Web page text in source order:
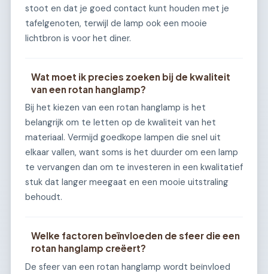
stoot en dat je goed contact kunt houden met je
tafelgenoten, terwijl de lamp ook een mooie
lichtbron is voor het diner.
Wat moet ik precies zoeken bij de kwaliteit
van een rotan hanglamp?
Bij het kiezen van een rotan hanglamp is het
belangrijk om te letten op de kwaliteit van het
materiaal. Vermijd goedkope lampen die snel uit
elkaar vallen, want soms is het duurder om een lamp
te vervangen dan om te investeren in een kwalitatief
stuk dat langer meegaat en een mooie uitstraling
behoudt.
Welke factoren beïnvloeden de sfeer die een
rotan hanglamp creëert?
De sfeer van een rotan hanglamp wordt beïnvloed